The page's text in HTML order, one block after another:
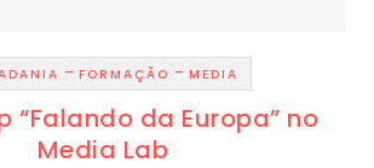
- FORMAÇÃO - MEDIA
“Falando da Europa” no
Media Lab